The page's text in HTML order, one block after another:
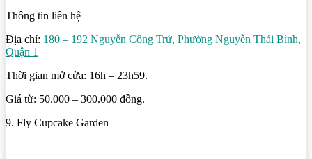
Thông tin liên hệ
Địa chỉ: 180 – 192 Nguyễn Công Trứ, Phường Nguyễn Thái Bình,
Quận 1
Thời gian mở cửa: 16h – 23h59.
Giá từ: 50.000 – 300.000 đồng.
9. Fly Cupcake Garden